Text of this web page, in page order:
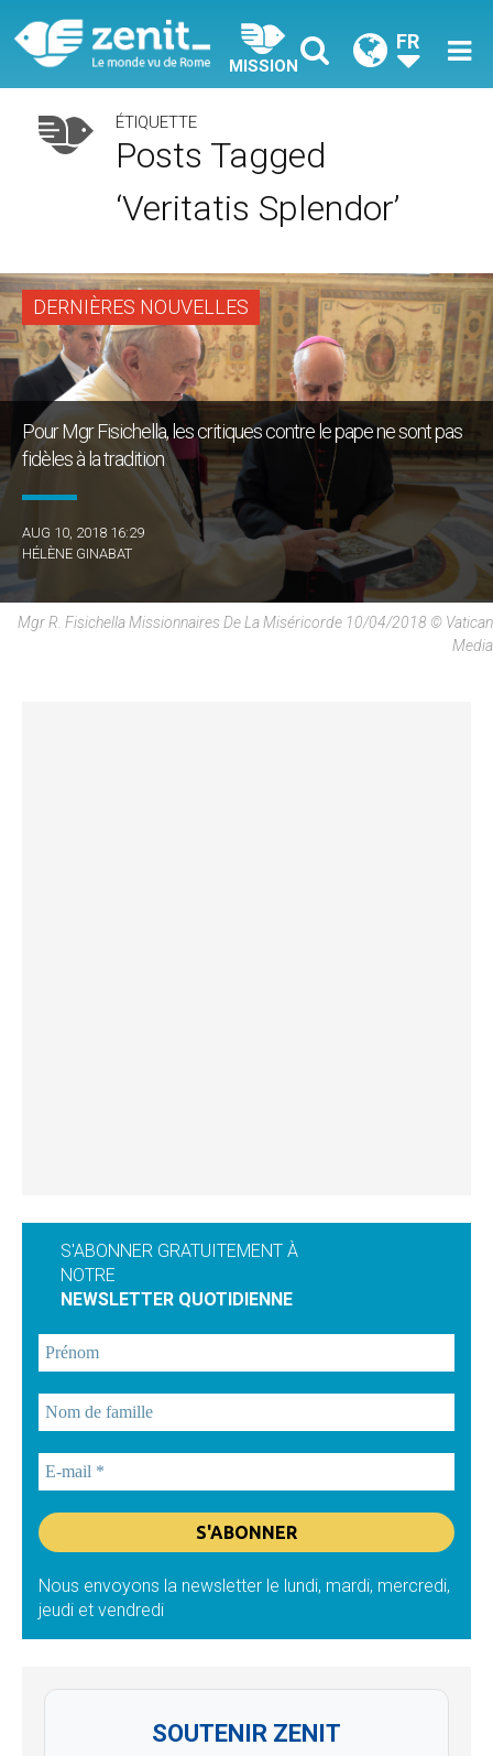
MISSION
FR
ÉTIQUETTE
Posts Tagged
‘Veritatis Splendor’
DERNIÈRES NOUVELLES
Pour Mgr Fisichella, les critiques contre le pape ne sont pas
fidèles à la tradition
AUG 10, 2018 16:29
HÉLÈNE GINABAT
Mgr R. Fisichella Missionnaires De La Miséricorde 10/04/2018 © Vatican
Media
S'ABONNER GRATUITEMENT À
NOTRE
NEWSLETTER QUOTIDIENNE
Nous envoyons la newsletter le lundi, mardi, mercredi,
jeudi et vendredi
SOUTENIR ZENIT